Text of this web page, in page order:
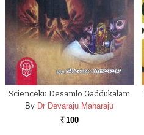
Scienceku Desamlo Gaddukalam
By Dr Devaraju Maharaju
Rs. 100